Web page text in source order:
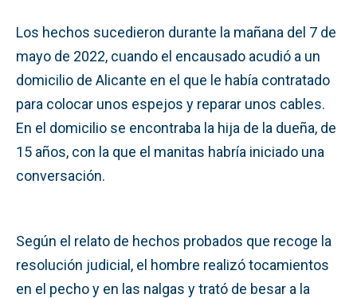
Los hechos sucedieron durante la mañana del 7 de
mayo de 2022, cuando el encausado acudió a un
domicilio de Alicante en el que le había contratado
para colocar unos espejos y reparar unos cables.
En el domicilio se encontraba la hija de la dueña, de
15 años, con la que el manitas habría iniciado una
conversación.
Según el relato de hechos probados que recoge la
resolución judicial, el hombre realizó tocamientos
en el pecho y en las nalgas y trató de besar a la